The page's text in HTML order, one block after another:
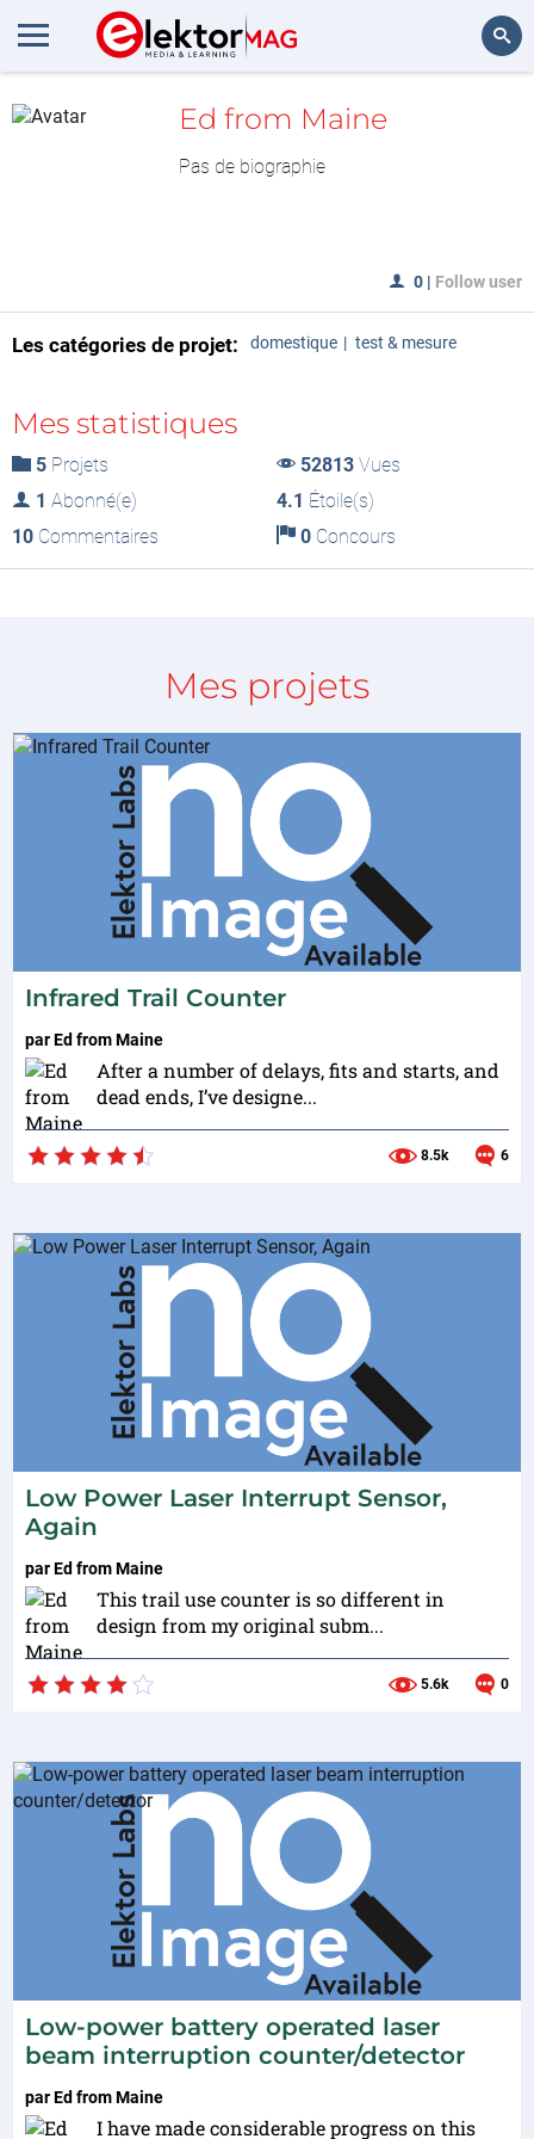
MesLAB
Ed from Maine
Pas de biographie
0 | Follow user
Les catégories de projet: domestique test & mesure
Mes statistiques
5 Projets 52813Vues
1 Abonné(e) 4.1 Étoile(s)
10 Commentaires 0Concours
Mes projets
Infrared Trail Counter
parEd from Maine
After a number of delays, fits and starts, and
dead ends, I’ve designe...
8.5k 6
Low Power Laser Interrupt Sensor,
Again
parEd from Maine
This trail use counter is so different in
design from my original subm...
5.6k 0
Low-power battery operated laser
beam interruption counter/detector
parEd from Maine
I have made considerable progress on this